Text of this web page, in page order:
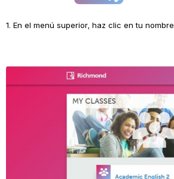
1. En el menú superior, haz clic en tu nombre.